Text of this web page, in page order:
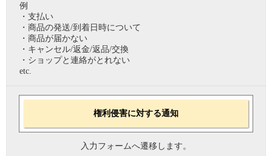
例
・支払い
・商品の発送/到着日時について
・商品が届かない
・キャンセル/返金/返品/交換
・ショップと連絡がとれない
etc.
権利侵害に対する通知
入力フォームへ遷移します。